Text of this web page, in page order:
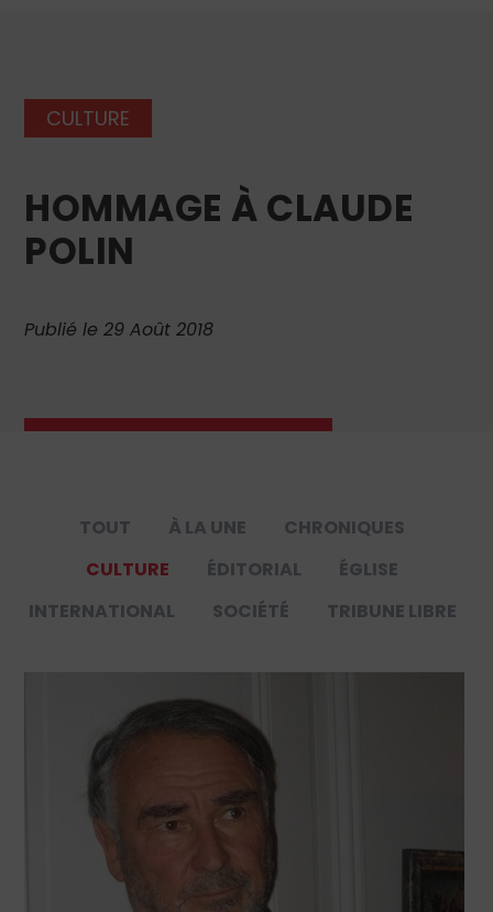
CULTURE
HOMMAGE À CLAUDE
POLIN
Publié le 29 Août 2018
TOUT À LA UNE
CHRONIQUES
CULTURE
ÉDITORIAL
ÉGLISE
INTERNATIONAL
SOCIÉTÉ TRIBUNE LIBRE